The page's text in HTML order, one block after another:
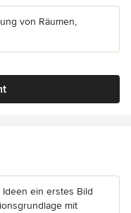
von Räumen,
ein erstes Bild
mit